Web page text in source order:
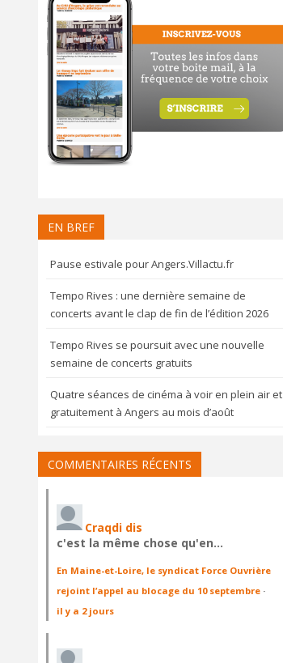
EN BREF
Pause estivale pour Angers.Villactu.fr
Tempo Rives : une dernière semaine de
concerts avant le clap de fin de l’édition 2026
Tempo Rives se poursuit avec une nouvelle
semaine de concerts gratuits
Quatre séances de cinéma à voir en plein air et
gratuitement à Angers au mois d’août
COMMENTAIRES RÉCENTS
Craqdi dis
c'est la même chose qu'en…
En Maine-et-Loire, le syndicat Force Ouvrière
rejoint l’appel au blocage du 10 septembre ·
il y a 2 jours